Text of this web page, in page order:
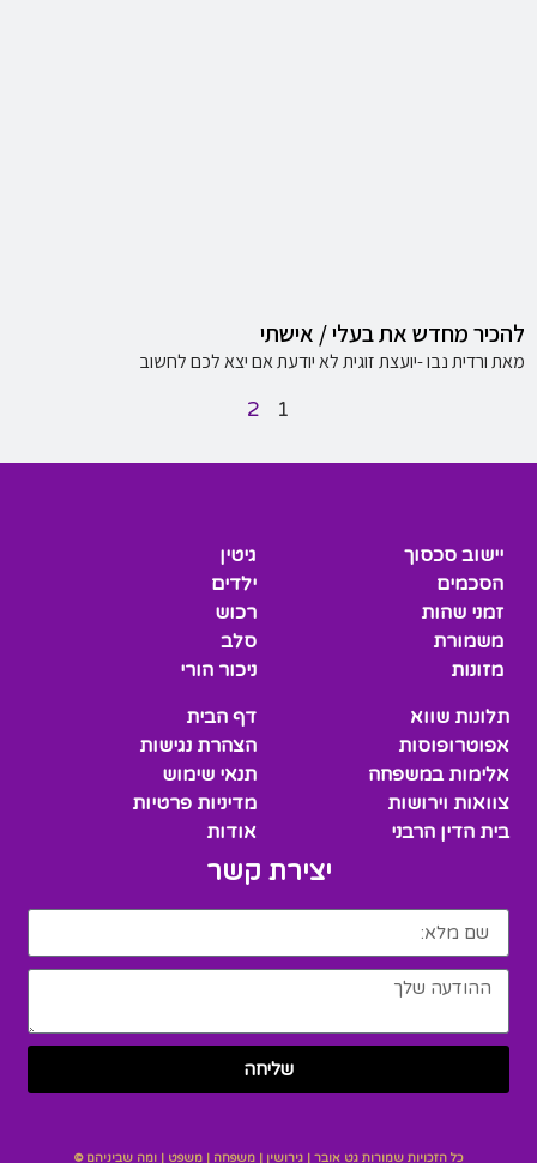
להכיר מחדש את בעלי / אישתי
מאת ורדית נבו -יועצת זוגית לא יודעת אם יצא לכם לחשוב
1
2
יישוב סכסוך
הסכמים
זמני שהות
משמורת
מזונות
גיטין
ילדים
רכוש
סלב
ניכור הורי
תלונות שווא
אפוטרופוסות
אלימות במשפחה
צוואות וירושות
בית הדין הרבני
דף הבית
הצהרת נגישות
תנאי שימוש
מדיניות פרטיות
אודות
יצירת קשר
שליחה
כל הזכויות שמורות גט אובר | גירושין | משפחה | משפט | ומה שביניהם ©